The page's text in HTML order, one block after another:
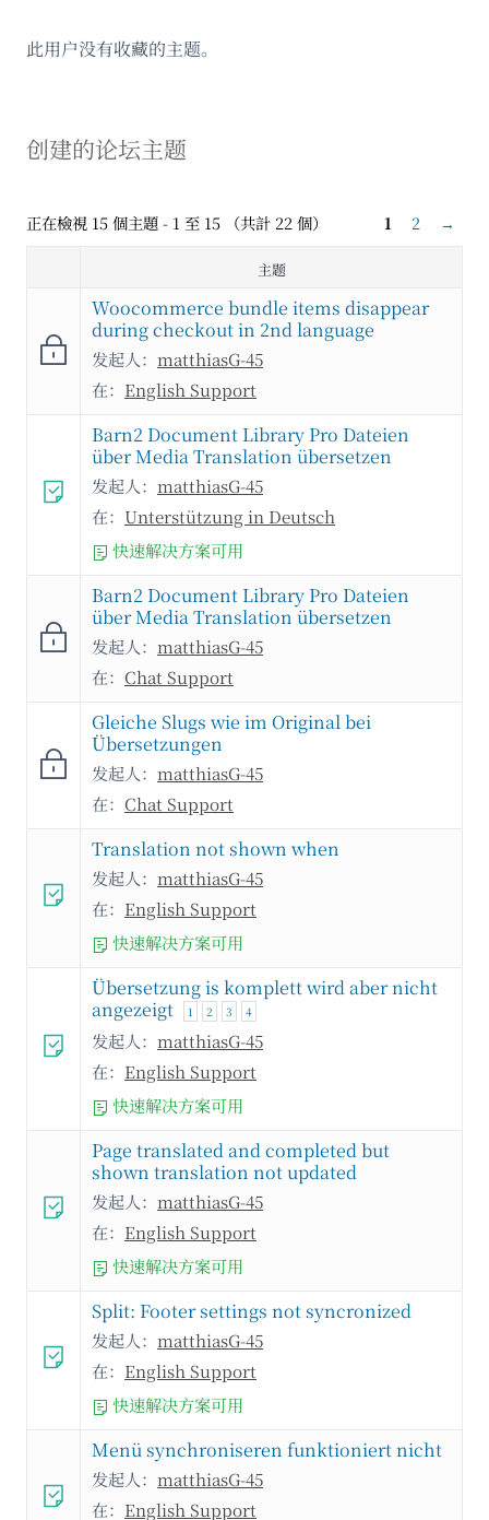
此用户没有收藏的主题。
创建的论坛主题
正在檢視 15 個主題 - 1 至 15 （共計 22 個） 1 2 →
主题
Woocommerce bundle items disappear
during checkout in 2nd language
发起人： matthiasG-45
在： English Support
Barn2 Document Library Pro Dateien
über Media Translation übersetzen
发起人： matthiasG-45
在： Unterstützung in Deutsch
快速解决方案可用
Barn2 Document Library Pro Dateien
über Media Translation übersetzen
发起人： matthiasG-45
在： Chat Support
Gleiche Slugs wie im Original bei
Übersetzungen
发起人： matthiasG-45
在： Chat Support
Translation not shown when
发起人： matthiasG-45
在： English Support
快速解决方案可用
Übersetzung is komplett wird aber nicht
angezeigt
1 2 3 4
发起人： matthiasG-45
在： English Support
快速解决方案可用
Page translated and completed but
shown translation not updated
发起人： matthiasG-45
在： English Support
快速解决方案可用
Split: Footer settings not syncronized
发起人： matthiasG-45
在： English Support
快速解决方案可用
Menü synchroniseren funktioniert nicht
发起人： matthiasG-45
在： English Support